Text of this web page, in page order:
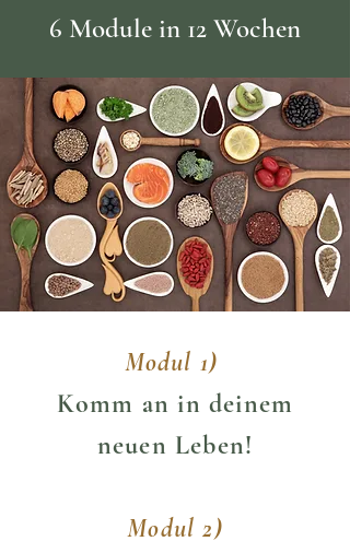
6 Module in 12 Wochen
Modul 1)
Komm an in deinem
neuen Leben!
Modul 2)